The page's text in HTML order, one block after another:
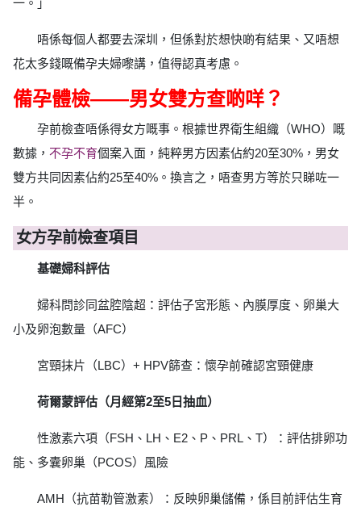
一。」
唔係每個人都要去深圳，但係對於想快啲有結果、又唔想
花太多錢嘅備孕夫婦嚟講，值得認真考慮。
備孕體檢——男女雙方查啲咩？
孕前檢查唔係得女方嘅事。根據世界衛生組織（WHO）嘅
數據， 不孕不育個案入面，純粹男方因素佔約20至30%，男女
雙方共同因素佔約25至40%。換言之，唔查男方等於只睇咗一
半。
女方孕前檢查項目
基礎婦科評估
婦科問診同盆腔陰超：評估子宮形態、內膜厚度、卵巢大
小及卵泡數量（AFC）
宮頸抹片（LBC）+ HPV篩查：懷孕前確認宮頸健康
荷爾蒙評估（月經第2至5日抽血）
性激素六項（FSH、LH、E2、P、PRL、T）：評估排卵功
能、多囊卵巢（PCOS）風險
AMH（抗苗勒管激素）：反映卵巢儲備，係目前評估生育